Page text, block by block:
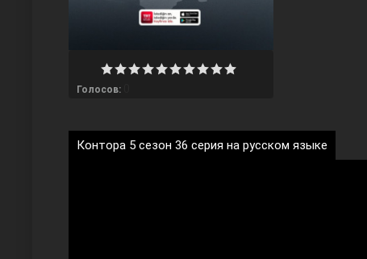
Голосов:
Контора 5 сезон 36 серия на русском языке